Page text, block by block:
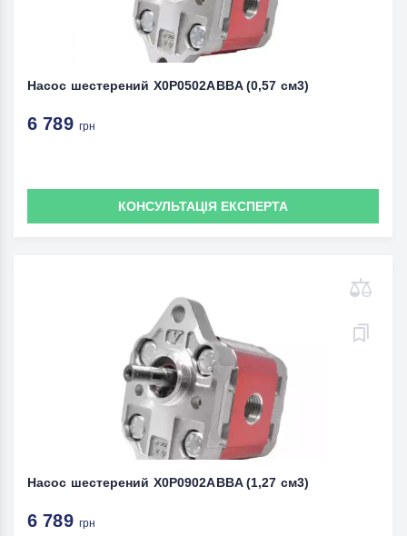
Насос шестерений X0P0502ABBA (0,57 см3)
6 789 грн
КОНСУЛЬТАЦІЯ ЕКСПЕРТА
Насос шестерений X0P0902ABBA (1,27 см3)
6 789 грн